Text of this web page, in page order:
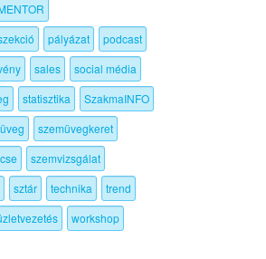
pályázat
podcast
sales
social média
statisztika
SzakmaINFO
szemüvegkeret
szemvizsgálat
sztár technika
trend
workshop